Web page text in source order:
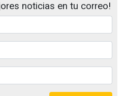
noticias en tu correo!